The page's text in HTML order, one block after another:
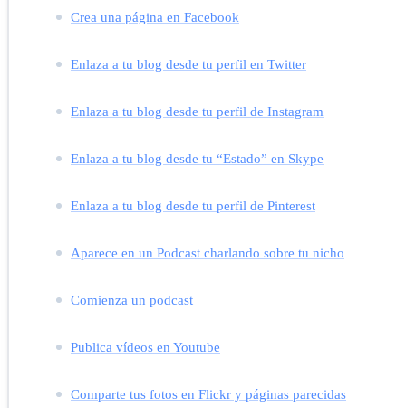
Crea una página en Facebook
Enlaza a tu blog desde tu perfil en Twitter
Enlaza a tu blog desde tu perfil de Instagram
Enlaza a tu blog desde tu “Estado” en Skype
Enlaza a tu blog desde tu perfil de Pinterest
Aparece en un Podcast charlando sobre tu nicho
Comienza un podcast
Publica vídeos en Youtube
Comparte tus fotos en Flickr y páginas parecidas